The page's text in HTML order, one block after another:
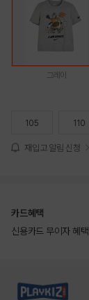
그레이
105 110
재입고 알림 신청
카드혜택
신용카드 무이자 혜택